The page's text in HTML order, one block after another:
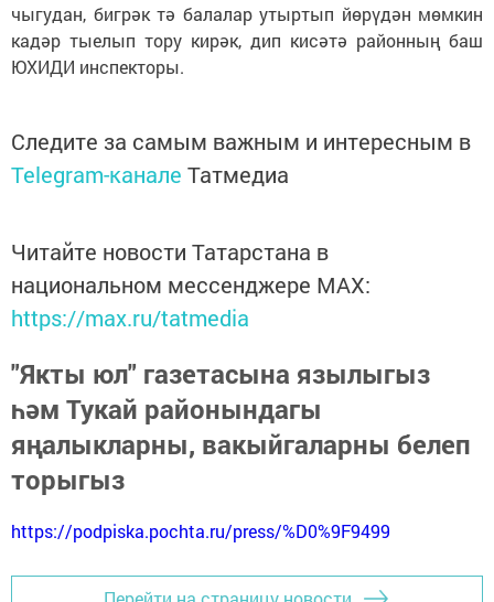
чыгудан, бигрәк тә балалар утыртып йөрүдән мөмкин
кадәр тыелып тору кирәк, дип кисәтә районның баш
ЮХИДИ инспекторы.
Следите за самым важным и интересным в
Telegram-канале Татмедиа
Читайте новости Татарстана в
национальном мессенджере MАХ:
https://max.ru/tatmedia
"Якты юл" газетасына язылыгыз
һәм Тукай районындагы
яңалыкларны, вакыйгаларны белеп
торыгыз
https://podpiska.pochta.ru/press/%D0%9F9499